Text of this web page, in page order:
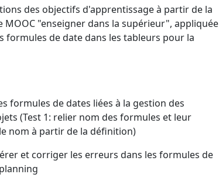
des objectifs d'apprentissage à partir de la
MOOC "enseigner dans la supérieur", appliquée
formules de date dans les tableurs pour la
formules de dates liées à la gestion des
(Test 1: relier nom des formules et leur
nom à partir de la définition)
et corriger les erreurs dans les formules de